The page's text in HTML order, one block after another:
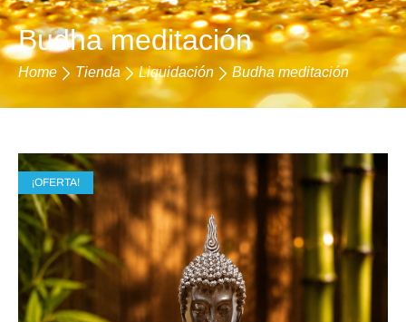
Budha meditación
Home Tienda Liquidación Budha meditación
¡OFERTA!